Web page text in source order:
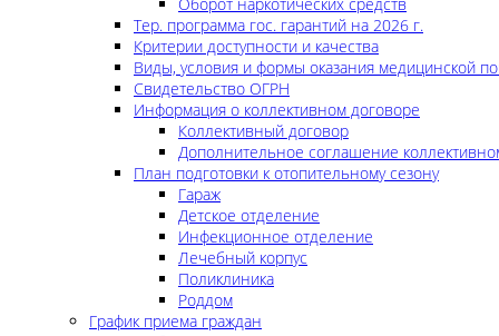
Тер. программа гос. гарантий на 2026 г.
Критерии доступности и качества
Виды, условия и формы оказания медицинской
Свидетельство ОГРН
Информация о коллективном договоре
Коллективный договор
Дополнительное соглашение
План подготовки к отопительному сезону
Гараж
Детское отделение
Инфекционное отделение
Лечебный корпус
Поликлиника
Роддом
График приема граждан